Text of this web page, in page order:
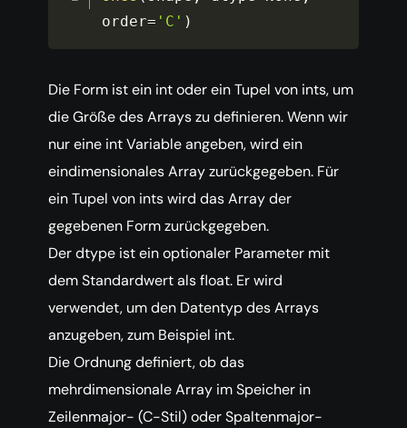
order= 'C' )
Die Form ist ein int oder ein Tupel von ints, um
die Größe des Arrays zu definieren. Wenn wir
nur eine int Variable angeben, wird ein
eindimensionales Array zurückgegeben. Für
ein Tupel von ints wird das Array der
gegebenen Form zurückgegeben.
Der dtype ist ein optionaler Parameter mit
dem Standardwert als float. Er wird
verwendet, um den Datentyp des Arrays
anzugeben, zum Beispiel int.
Die Ordnung definiert, ob das
mehrdimensionale Array im Speicher in
Zeilenmajor- (C-Stil) oder Spaltenmajor-